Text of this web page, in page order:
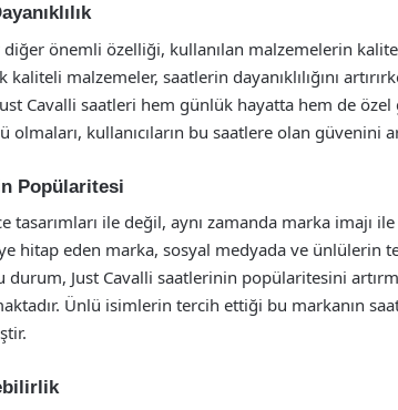
önemli özelliği, kullanılan malzemelerin
malzemeler, saatlerin dayanıklılığını
Cavalli saatleri hem günlük hayatta hem de
kullanıcıların bu saatlere olan güvenini
Popülaritesi
tasarımları ile değil, aynı zamanda marka imajı
hitap eden marka, sosyal medyada ve ünlülerin
durum, Just Cavalli saatlerinin popülaritesini
Ünlü isimlerin tercih ettiği bu markanın